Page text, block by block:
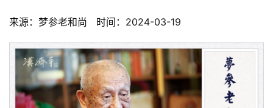
来源：梦参老和尚   时间：2024-03-19